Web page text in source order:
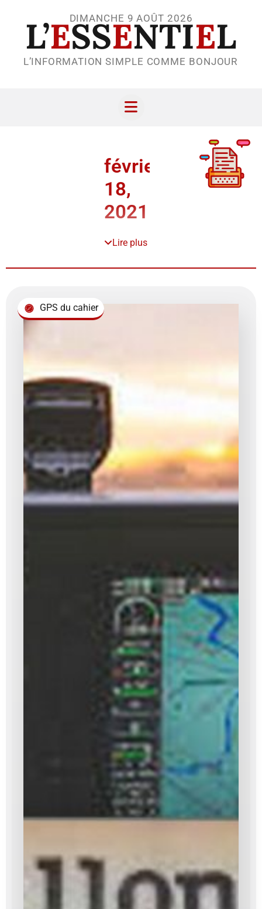
DIMANCHE 9 AOÛT 2026
L’ESSENTIEL
L’INFORMATION SIMPLE COMME BONJOUR
février
18,
2021
Lire plus
GPS du cahier